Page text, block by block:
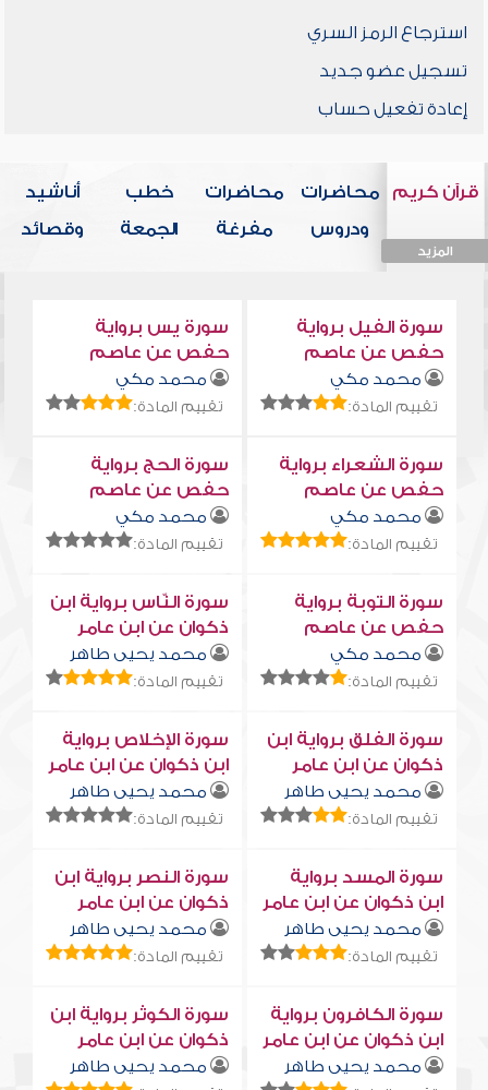
استرجاع الرمز السري
تسجيل عضو جديد
إعادة تفعيل حساب
قرآن كريم
المزيد
محاضرات
ودروس
محاضرات
مفرغة
خطب
الجمعة
أناشيد
وقصائد
سورة الفيل برواية
حفص عن عاصم
محمد مكي
تقييم المادة:
سورة يس برواية
حفص عن عاصم
محمد مكي
تقييم المادة:
سورة الشعراء برواية
حفص عن عاصم
محمد مكي
تقييم المادة:
سورة الحج برواية
حفص عن عاصم
محمد مكي
تقييم المادة:
سورة التوبة برواية
حفص عن عاصم
محمد مكي
تقييم المادة:
سورة النّاس برواية ابن
ذكوان عن ابن عامر
محمد يحيى طاهر
تقييم المادة:
سورة الفلق برواية ابن
ذكوان عن ابن عامر
محمد يحيى طاهر
تقييم المادة:
سورة الإخلاص برواية
ابن ذكوان عن ابن عامر
محمد يحيى طاهر
تقييم المادة:
سورة المسد برواية
ابن ذكوان عن ابن عامر
محمد يحيى طاهر
تقييم المادة:
سورة النصر برواية ابن
ذكوان عن ابن عامر
محمد يحيى طاهر
تقييم المادة:
سورة الكافرون برواية
ابن ذكوان عن ابن عامر
محمد يحيى طاهر
سورة الكوثر برواية ابن
ذكوان عن ابن عامر
محمد يحيى طاهر